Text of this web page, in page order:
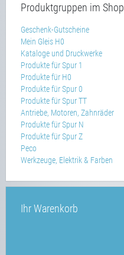
Produktgruppen im Shop
Geschenk-Gutscheine
Mein Gleis H0
Kataloge und Druckwerke
Produkte für Spur 1
Produkte für H0
Produkte für Spur 0
Produkte für Spur TT
Antriebe, Motoren, Zahnräder
Produkte für Spur N
Produkte für Spur Z
Peco
Werkzeuge, Elektrik & Farben
Ihr Warenkorb